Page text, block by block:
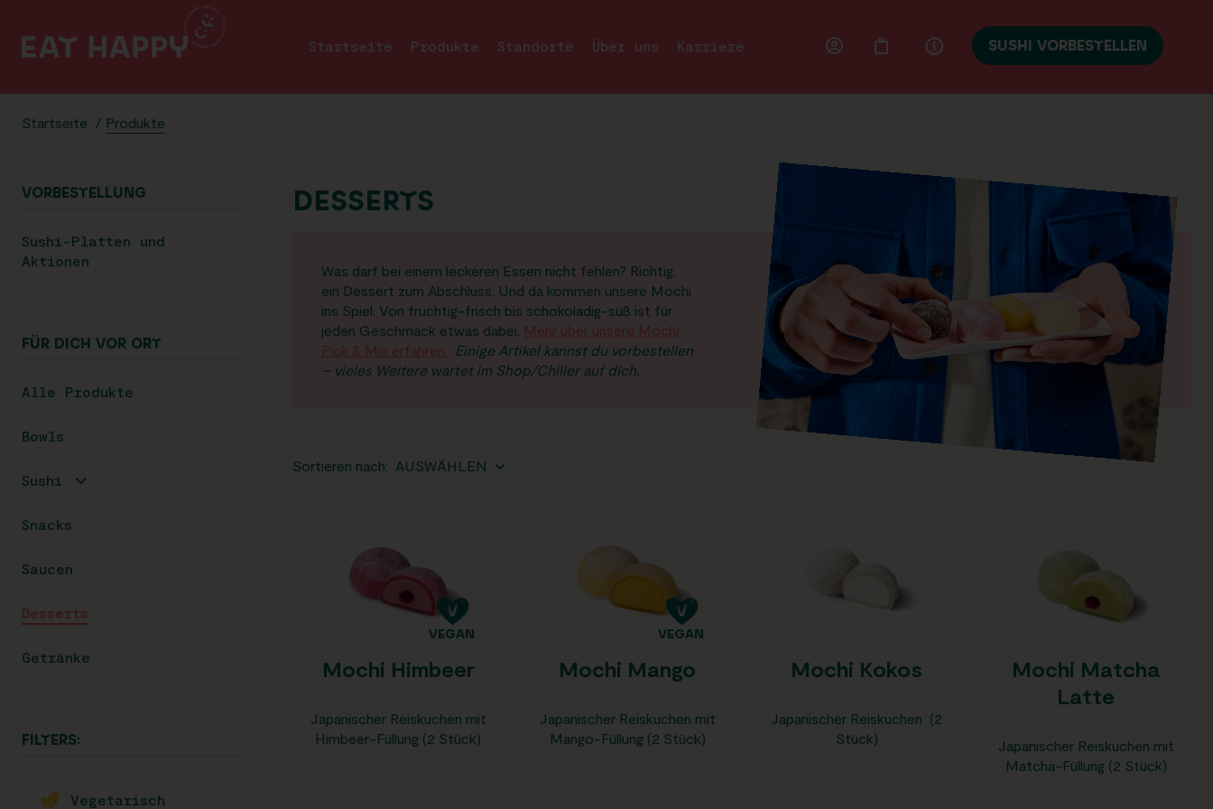
MAIN
Startseite Produkte Standorte Über uns Karriere SUSHI VORBESTELLEN
Startseite / Produkte
VORBESTELLUNG
Sushi-Platten und
Aktionen
FÜR DICH VOR ORT
Alle Produkte
Bowls
Sushi
Snacks
Saucen
Desserts
Getränke
FILTERS:
Vegetarisch
DESSERTS
Was darf bei einem leckeren Essen nicht fehlen? Richtig,
ein Dessert zum Abschluss. Und da kommen unsere Mochi
ins Spiel. Von fruchtig-frisch bis schokoladig-süß ist für
jeden Geschmack etwas dabei. Mehr über unsere Mochi
Pick & Mix erfahren.
Einige Artikel kannst du vorbestellen
– vieles Weitere wartet im Shop/Chiller auf dich.
Sortieren nach: AUSWÄHLEN
VEGAN
Mochi Himbeer
Japanischer Reiskuchen mit
Himbeer-Füllung (2 Stück)
VEGAN
Mochi Mango
Japanischer Reiskuchen mit
Mango-Füllung (2 Stück)
Mochi Kokos
Japanischer Reiskuchen (2
Stück)
Mochi Matcha
Latte
Japanischer Reiskuchen mit
Matcha-Füllung (2 Stück)